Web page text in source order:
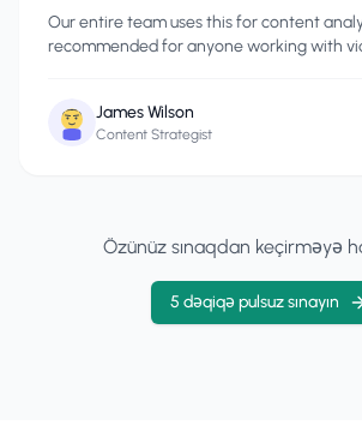
Our entire team uses this for content
recommended for anyone working with
James Wilson
Content Strategist
Özünüz sınaqdan keçirməyə
5 dəqiqə pulsuz sınayın